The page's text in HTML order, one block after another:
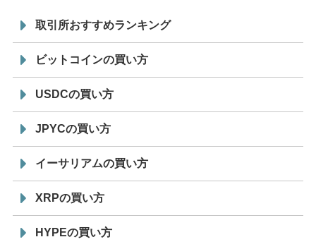
取引所おすすめランキング
ビットコインの買い方
USDCの買い方
JPYCの買い方
イーサリアムの買い方
XRPの買い方
HYPEの買い方